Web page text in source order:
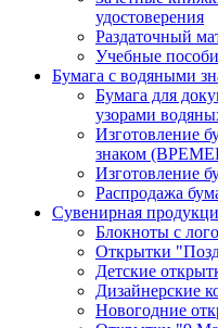
удостоверения
Раздаточный
Учебные
Бумага с водяными
Бумага для
узорами
Изготовление
знаком
Изготовление
Распродажа
Сувенирная
Блокноты с
Открытки
Детские
Дизайнерские
Новогодние